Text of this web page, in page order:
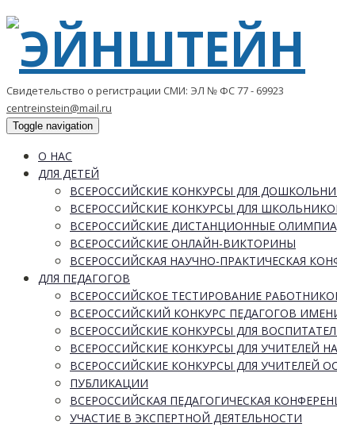
Свидетельство о регистрации СМИ: ЭЛ № ФС 77 - 69923
centreinstein@mail.ru
Toggle navigation
О НАС
ДЛЯ ДЕТЕЙ
ВСЕРОССИЙСКИЕ КОНКУРСЫ ДЛЯ
ВСЕРОССИЙСКИЕ КОНКУРСЫ ДЛЯ
ВСЕРОССИЙСКИЕ ДИСТАНЦИОННЫЕ
ВСЕРОССИЙСКИЕ ОНЛАЙН-ВИКТОРИНЫ
ВСЕРОССИЙСКАЯ НАУЧНО-ПРАКТИЧЕСКАЯ
ДЛЯ ПЕДАГОГОВ
ВСЕРОССИЙСКОЕ ТЕСТИРОВАНИЕ
ВСЕРОССИЙСКИЙ КОНКУРС ПЕДАГОГОВ
ВСЕРОССИЙСКИЕ КОНКУРСЫ ДЛЯ
ВСЕРОССИЙСКИЕ КОНКУРСЫ ДЛЯ УЧИТЕЛЕЙ
ВСЕРОССИЙСКИЕ КОНКУРСЫ ДЛЯ УЧИТЕЛЕЙ
ПУБЛИКАЦИИ
ВСЕРОССИЙСКАЯ ПЕДАГОГИЧЕСКАЯ
УЧАСТИЕ В ЭКСПЕРТНОЙ ДЕЯТЕЛЬНОСТИ